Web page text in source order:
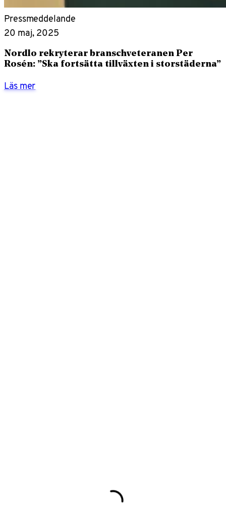
Pressmeddelande
20 maj, 2025
Nordlo rekryterar branschveteranen Per
Rosén: ”Ska fortsätta tillväxten i storstäderna”
Läs mer